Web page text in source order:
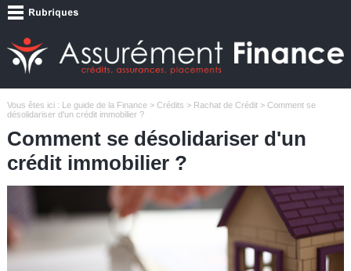
Vous êtes ici : Le guide de la Finance> Crédits > Rachat de Crédit> Comment se
désolidariser d'un crédit immobilier ?
Comment se désolidariser d'un
crédit immobilier ?